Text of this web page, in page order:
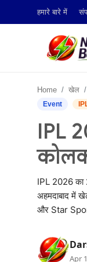
हमारे बारे में
Login
टेक अपडेट
हमारे बारे में
Home खेल
Event
IPL
IPL 2026 का
अहमदाबाद में
और Star
Apr